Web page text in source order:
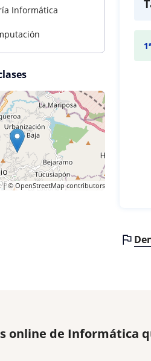
Informática
| ©OpenStreetMap contributors
online de Informática